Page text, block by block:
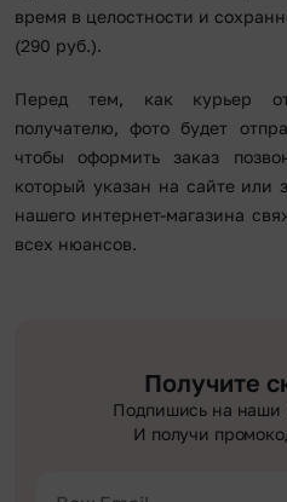
время в целостности и
(290 руб.).
Перед тем, как курьер
получателю, фото будет
чтобы оформить заказ
который указан на сайте или
нашего интернет-магазина
всех нюансов.
Получите
Подпишись на наши
И получи